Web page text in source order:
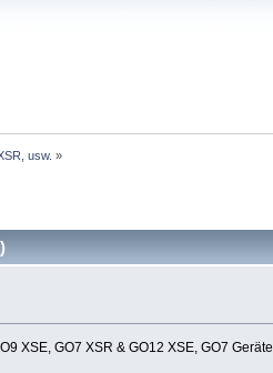
usw. »
XSE, GO7 XSR & GO12 XSE, GO7 Geräte